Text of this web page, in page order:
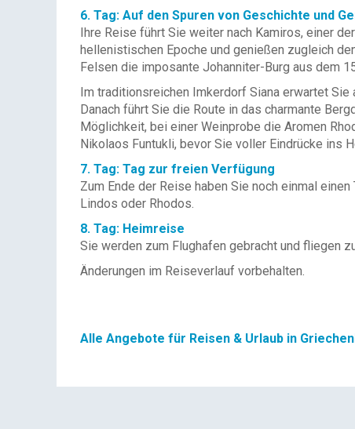
6. Tag: Auf den Spuren von Geschichte und
Ihre Reise führt Sie weiter nach Kamiros, einer
hellenistischen Epoche und genießen zugleich
Felsen die imposante Johanniter-Burg aus dem
Im traditionsreichen Imkerdorf Siana erwartet
Danach führt Sie die Route in das charmante
Möglichkeit, bei einer Weinprobe die Aromen
Nikolaos Funtukli, bevor Sie voller Eindrücke ins
7. Tag: Tag zur freien Verfügung
Zum Ende der Reise haben Sie noch einmal
Lindos oder Rhodos.
8. Tag: Heimreise
Sie werden zum Flughafen gebracht und fliegen
Änderungen im Reiseverlauf vorbehalten.
Alle Angebote für Reisen & Urlaub in